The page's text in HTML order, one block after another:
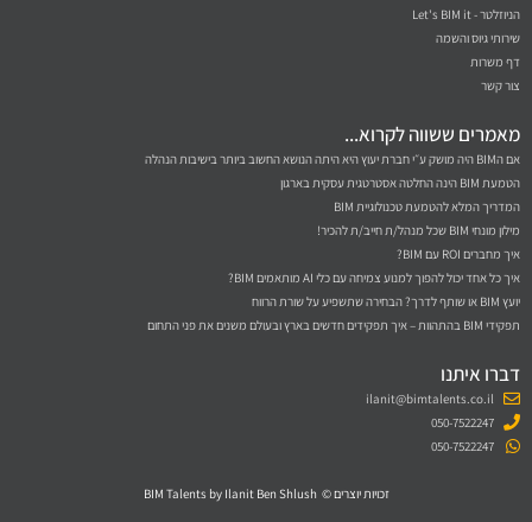
הניוזלטר - Let's BIM it
שירותי גיוס והשמה
דף משרות
צור קשר
מאמרים ששווה לקרוא...
אם הBIM היה מושק ע״י חברת יעוץ היא היתה הנושא החשוב ביותר בישיבות הנהלה
הטמעת BIM הינה החלטה אסטרטגית עסקית בארגון
המדריך המלא להטמעת טכנולוגיית BIM
מילון מונחי BIM שכל מנהל/ת חייב/ת להכיר!
איך מחברים ROI עם BIM?
איך כל אחד יכול להפוך למנוע צמיחה עם כלי AI מותאמים BIM?
יועץ BIM או שותף לדרך? הבחירה שתשפיע על שורת הרווח
תפקידי BIM בהתהוות – איך תפקידים חדשים בארץ ובעולם משנים את פני התחום
דברו איתנו
ilanit@bimtalents.co.il
050-7522247
050-7522247
זכויות יוצרים © BIM Talents by Ilanit Ben Shlush